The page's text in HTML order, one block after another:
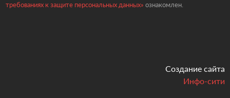
требованиях к защите персональных данных» ознакомлен.
Создание сайта
Инфо-сити